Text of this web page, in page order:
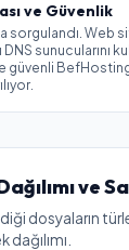
ve Güvenlik
sorgulandı.
sunucularını
güvenli
ve
dosyaların